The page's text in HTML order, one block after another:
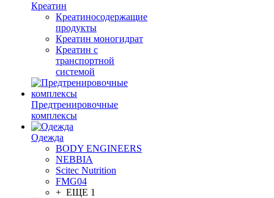
Креатин
Креатиносодержащие
продукты
Креатин моногидрат
Креатин с
транспортной
системой
Предтренировочные
комплексы
Одежда
BODY ENGINEERS
NEBBIA
Scitec Nutrition
FMG04
+ ЕЩЕ 1